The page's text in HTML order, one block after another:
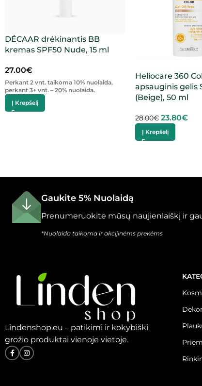
DÉCAAR drėkinantis BB
kremas SPF50 Nude, 15 ml
27.00€
Perkant 2 vnt. taikoma 10% nuolaida,
perkant 3+ vnt. – 20% nuolaida.
Į Krepšelį
Heliocare 360
apsauginis gelis
(Beige), 50 ml
28.00€ 23.80€
Į Krepšelį
Gaukite 5% Nuolaidą
Prenumeruokite mūsų naujienlaiškį ir
*Nuolaida taikoma ir akcijinėms prekėms
Lindenshop.eu – patikimi ir kokybiški
grožio produktai vienoje vietoje.